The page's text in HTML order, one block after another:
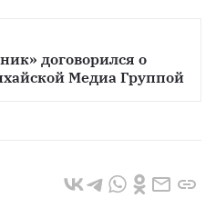
договорился о
Медиа Группой